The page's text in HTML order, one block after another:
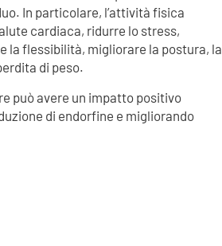
In particolare, l’attività fisica
cardiaca, ridurre lo stress,
la flessibilità, migliorare la postura, la
di peso.
può avere un impatto positivo
di endorfine e migliorando